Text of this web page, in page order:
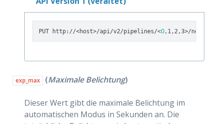
PUT http://<host>/api/v2/pipelines/<0,1,2,3>/nodes/
exp_max (Maximale Belichtung)
Dieser Wert gibt die maximale Belichtung im
automatischen Modus in Sekunden an. Die